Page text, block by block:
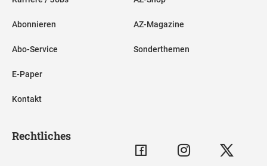
Abonnieren
Abo-Service
E-Paper
Kontakt
AZ-Magazine
Sonderthemen
Rechtliches